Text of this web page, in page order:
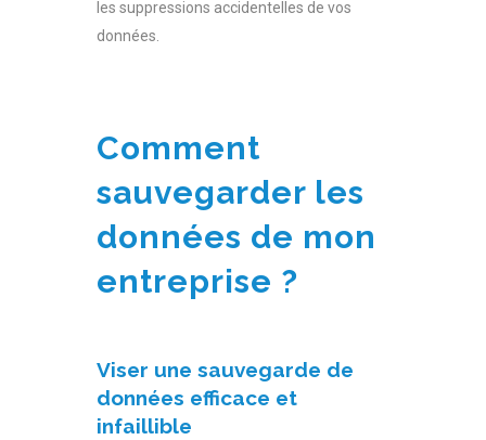
les suppressions accidentelles de vos
données.
Comment
sauvegarder les
données de mon
entreprise ?
Viser une sauvegarde de
données efficace et
infaillible